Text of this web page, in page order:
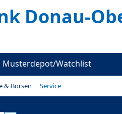
Donau-
Musterdepot/Watchlist
& Börsen Service